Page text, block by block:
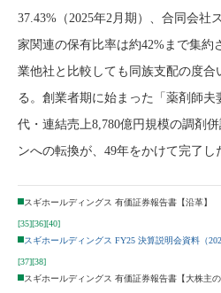
37.43%（2025年2月期）、合同会社
家関連の保有比率は約42%まで集約
業他社と比較しても同族支配の度
る。創業者期に始まった「薬剤師夫
代・連結売上8,780億円規模の調剤
ンへの転換が、49年をかけて完了し
スギホールディングス 有価証券報告書【沿革】
[35][36][40]
スギホールディングス FY25 決算説明会資料（
[37][38]
スギホールディングス 有価証券報告書【大株主の